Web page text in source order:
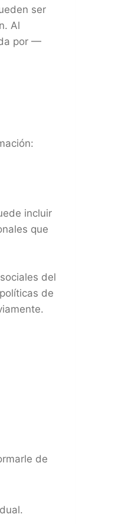
ser
Al
por —
incluir
que
del
de
de